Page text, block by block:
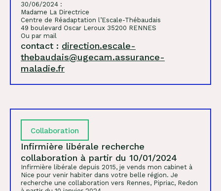
30/06/2024 :
Madame La Directrice
Centre de Réadaptation l’Escale-Thébaudais
49 boulevard Oscar Leroux 35200 RENNES
Ou par mail
contact : direction.escale-
thebaudais@ugecam.assurance-
maladie.fr
Collaboration
Infirmière libérale recherche
collaboration à partir du 10/01/2024
Infirmière libérale depuis 2015, je vends mon cabinet à
Nice pour venir habiter dans votre belle région. Je
recherche une collaboration vers Rennes, Pipriac, Redon